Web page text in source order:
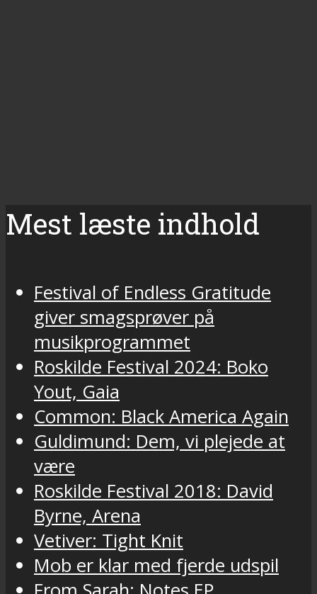
Mest læste indhold
Festival of Endless Gratitude
giver smagsprøver på
musikprogrammet
Roskilde Festival 2024: Boko
Yout, Gaia
Common: Black America Again
Guldimund: Dem, vi plejede at
være
Roskilde Festival 2018: David
Byrne, Arena
Vetiver: Tight Knit
Mob er klar med fjerde udspil